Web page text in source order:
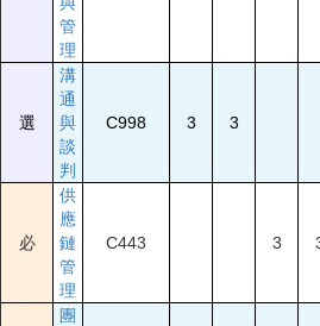
管
理
選
溝
通
與
談
判
C998 3 3
必
供
應
鏈
管
理
C443 3
團